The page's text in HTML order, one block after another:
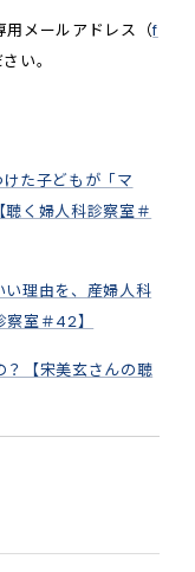
用メールアドレス（f
い。
た子どもが「マ
く婦人科診察室＃
い理由を、産婦人科
室＃42】
？【宋美玄さんの聴